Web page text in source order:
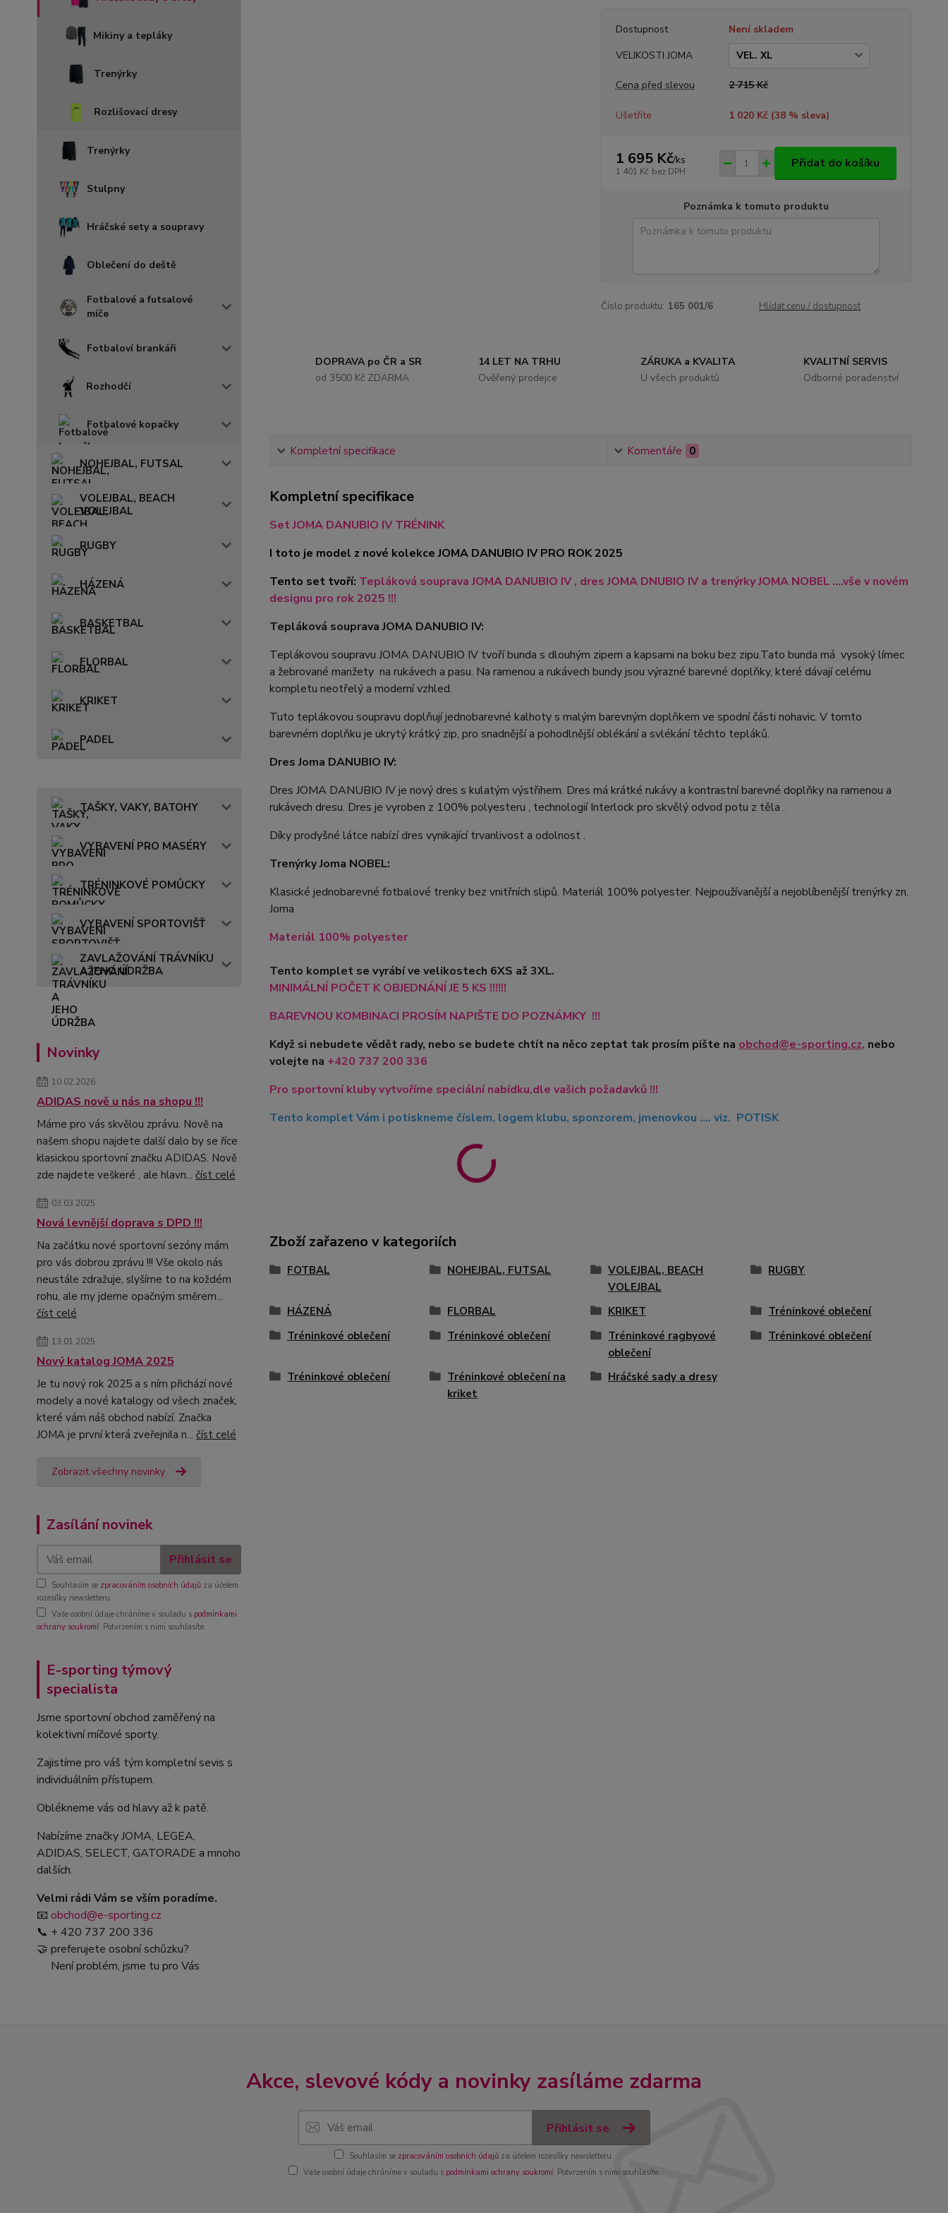
Mikiny a tepláky
Trenýrky
Rozlišovací dresy
Trenýrky
Stulpny
Hráčské sety a soupravy
Oblečení do deště
Fotbalové a futsalové
míče
Fotbaloví brankáři
Rozhodčí
Fotbalové kopačky
NOHEJBAL, FUTSAL
VOLEJBAL, BEACH
VOLEJBAL
RUGBY
HÁZENÁ
BASKETBAL
FLORBAL
KRIKET
PADEL
TAŠKY, VAKY, BATOHY
VYBAVENÍ PRO MASÉRY
TRÉNINKOVÉ POMŮCKY
VYBAVENÍ SPORTOVIŠŤ
ZAVLAŽOVÁNÍ TRÁVNÍKU
A JEHO ÚDRŽBA
Novinky
10.02.2026
ADIDAS nově u nás na shopu !!!
Máme pro vás skvělou zprávu. Nově na
našem shopu najdete další dalo by se říce
klasickou sportovní značku ADIDAS. Nově
zde najdete veškeré , ale hlavn... číst celé
03.03.2025
Nová levnější doprava s DPD !!!
Na začátku nové sportovní sezóny mám
pro vás dobrou zprávu !!! Vše okolo nás
neustále zdražuje, slyšíme to na koždém
rohu, ale my jdeme opačným směrem...
číst celé
13.01.2025
Nový katalog JOMA 2025
Je tu nový rok 2025 a s ním přichází nové
modely a nové katalogy od všech značek,
které vám náš obchod nabízí. Značka
JOMA je první která zveřejnila n... číst celé
Zobrazit všechny novinky
Zasílání novinek
Přihlásit se
Souhlasím se zpracováním osobních údajů za účelem
rozesílky newsletteru.
Vaše osobní údaje chráníme v souladu s podmínkami
ochrany soukromí. Potvrzením s nimi souhlasíte.
E-sporting týmový
specialista
Jsme sportovní obchod zaměřený na
kolektivní míčové sporty.
Zajistíme pro váš tým kompletní sevis s
individuálním přístupem.
Oblékneme vás od hlavy až k patě.
Nabízíme značky JOMA, LEGEA,
ADIDAS, SELECT, GATORADE a mnoho
dalších.
Velmi rádi Vám se vším poradíme.
📧 obchod@e-sporting.cz
📞 + 420 737 200 336
🤝 preferujete osobní schůzku?
Není problém, jsme tu pro Vás
Dostupnost
Není skladem
VELIKOSTI JOMA
Cena před slevou 2 715 Kč
Ušetříte 1 020 Kč (38% sleva)
1 695 Kč/ks
1 401 Kč bez DPH
Přidat do košíku
Poznámka k tomuto produktu
Číslo produktu: 165 001/6 Hlídat cenu / dostupnost
DOPRAVA po ČR a SR
od 3500 Kč ZDARMA
14 LET NA TRHU
Ověřený prodejce
ZÁRUKA a KVALITA
U všech produktů
KVALITNÍ SERVIS
Odborné poradenství
Kompletní specifikace Komentáře 0
Kompletní specifikace
Set JOMA DANUBIO IV TRÉNINK
I toto je model z nové kolekce JOMA DANUBIO IV PRO ROK 2025
Tento set tvoří: Tepláková souprava JOMA DANUBIO IV , dres JOMA DNUBIO IVa trenýrky JOMA NOBEL ....vše v novém
designu pro rok 2025 !!!
Tepláková souprava JOMA DANUBIO IV:
Teplákovou soupravu JOMA DANUBIO IV tvoří bunda s dlouhým zipem a kapsami na boku bez zipu.Tato bunda má vysoký límec
a žebrované manžety na rukávech a pasu. Na ramenou a rukávech bundy jsou výrazné barevné doplňky, které dávají celému
kompletu neotřelý a moderní vzhled.
Tuto teplákovou soupravu doplňují jednobarevné kalhoty s malým barevným doplňkem ve spodní části nohavic. V tomto
barevném doplňku je ukrytý krátký zip, pro snadnější a pohodlnější oblékání a svlékání těchto tepláků.
Dres Joma DANUBIO IV:
Dres JOMA DANUBIO IV je nový dres s kulatým výstřihem. Dres má krátké rukávy a kontrastní barevné doplňky na ramenou a
rukávech dresu. Dres je vyroben z 100% polyesteru , technologií Interlock pro skvělý odvod potu z těla .
Díky prodyšné látce nabízí dres vynikající trvanlivost a odolnost .
Trenýrky Joma NOBEL:
Klasické jednobarevné fotbalové trenky bez vnitřních slipů. Materiál 100% polyester. Nejpoužívanější a nejoblíbenější trenýrky zn.
Joma
Materiál 100% polyester
Tento komplet se vyrábí ve velikostech 6XS až 3XL.
MINIMÁLNÍ POČET K OBJEDNÁNÍ JE 5 KS !!!!!!
BAREVNOU KOMBINACI PROSÍM NAPIŠTE DO POZNÁMKY !!!
Když si nebudete vědět rady, nebo se budete chtít na něco zeptat tak prosím pište na obchod@e-sporting.cz, nebo
volejte na +420 737 200 336
Pro sportovní kluby vytvoříme speciální nabídku,dle vašich požadavků !!!
Tento komplet Vám i potiskneme číslem, logem klubu, sponzorem, jmenovkou .... viz. POTISK
Zboží zařazeno v kategoriích
FOTBAL NOHEJBAL, FUTSAL
VOLEJBAL, BEACH
VOLEJBAL
RUGBY
HÁZENÁ FLORBAL KRIKET
Tréninkové oblečení
Tréninkové oblečení
Tréninkové oblečení
Tréninkové ragbyové
oblečení
Tréninkové oblečení
Tréninkové oblečení
Tréninkové oblečení na
kriket
Hráčské sady a dresy
Akce, slevové kódy a novinky zasíláme zdarma
Přihlásit se
Souhlasím se zpracováním osobních údajů za účelem rozesílky newsletteru.
Vaše osobní údaje chráníme v souladu s podmínkami ochrany soukromí. Potvrzením s nimi souhlasíte.